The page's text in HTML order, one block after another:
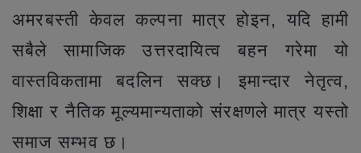
अमरबस्ती केवल कल्पना मात्र होइन, यदि हामी
सबैले सामाजिक उत्तरदायित्व बहन गरेमा यो
वास्तविकतामा बदलिन सक्छ। इमान्दार नेतृत्व,
शिक्षा र नैतिक मूल्यमान्यताको संरक्षणले मात्र यस्तो
समाज सम्भव छ।